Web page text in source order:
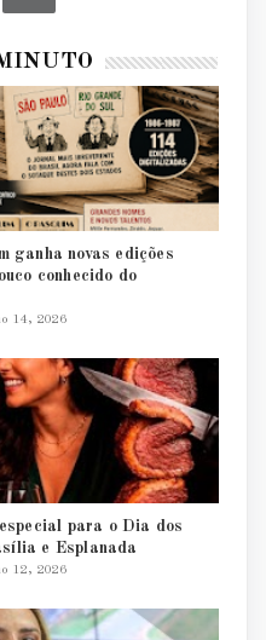
ganha novas edições
conhecido do
14, 2026
para o Dia dos
e Esplanada
12, 2026